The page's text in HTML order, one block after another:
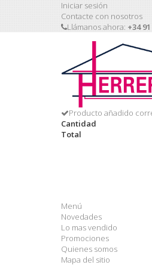
Iniciar sesión
Contacte con nosotros
Llámanos ahora: +34
Producto añadido
Cantidad
Total
Menú
Novedades
Lo mas vendido
Promociones
Quienes somos
Mapa del sitio